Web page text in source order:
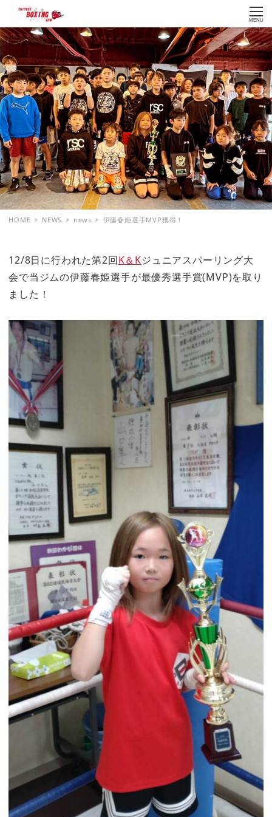
MENU
HOME NEWS news 伊藤春姫選手MVP獲得！
12/8日に行われた第2回K＆Kジュニアスパーリング大
会で当ジムの伊藤春姫選手が最優秀選手賞(MVP)を取り
ました！